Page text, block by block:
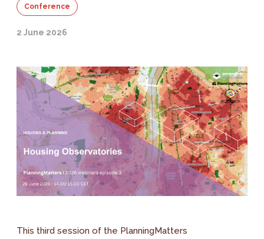
Conference
2 June 2026
This third session of the PlanningMatters